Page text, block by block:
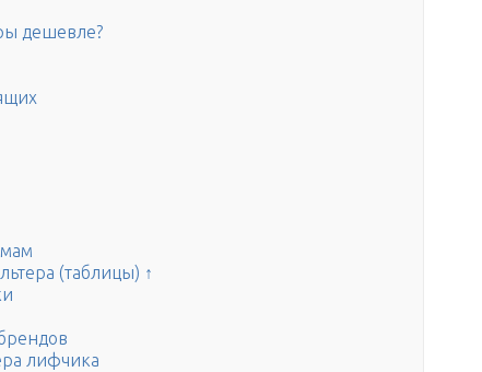
дешевле?
(таблицы) ↑
лифчика